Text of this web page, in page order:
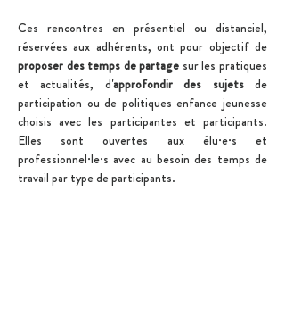
Ces rencontres en présentiel ou distanciel,
proposer des temps de partage sur les pratiques
et actualités, d'approfondir des sujets de
participation ou de politiques enfance jeunesse
choisis avec les participantes et participants.
Elles sont ouvertes aux élu·e·s et
professionnel·le·s avec au besoin des temps de
travail par type de participants.